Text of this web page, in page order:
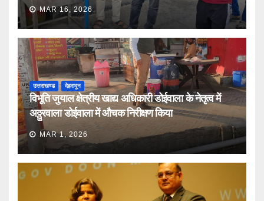
MAR 16, 2026
उत्तराखण्ड देहरादून
विभूति जुयाल क्षेत्रीय खाद्य अधिकारी डोईवाला के नेतृत्व में
अठ्ठुरवाला डोईवाला में औचक निरीक्षण किया
MAR 1, 2026